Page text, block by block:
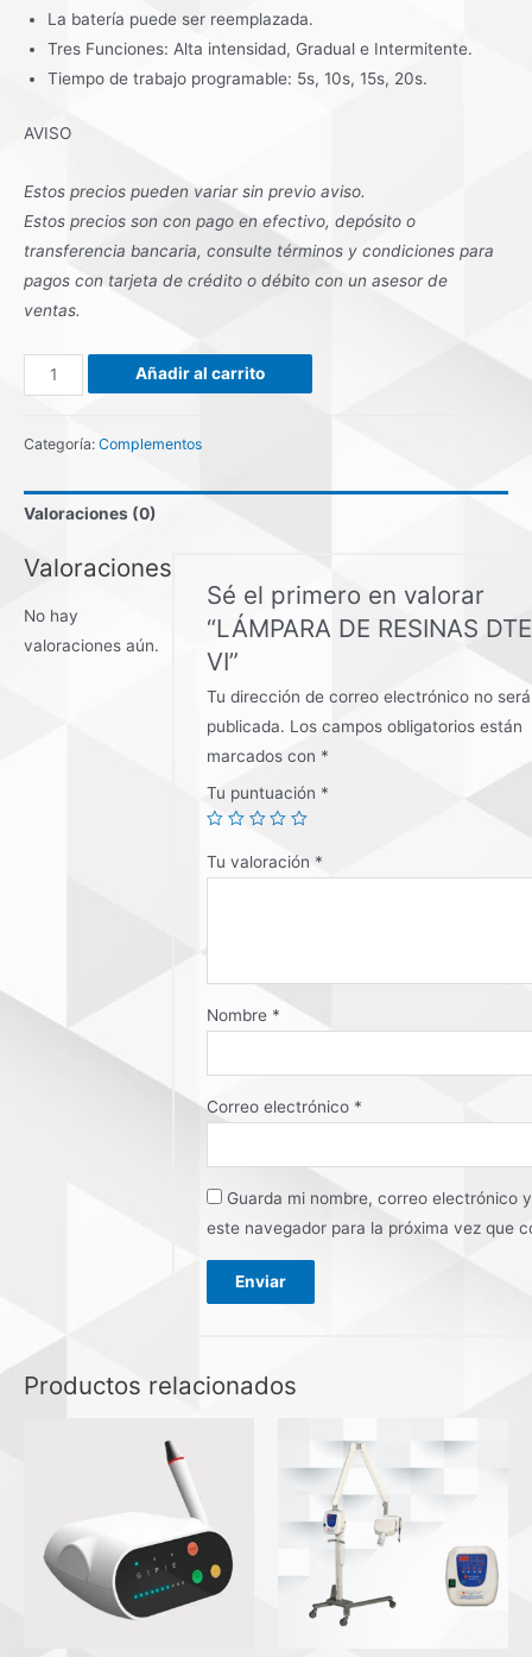
La batería puede ser reemplazada.
Tres Funciones: Alta intensidad, Gradual e Intermitente.
Tiempo de trabajo programable: 5s, 10s, 15s, 20s.
AVISO
Estos precios pueden variar sin previo aviso.
Estos precios son con pago en efectivo, depósito o
transferencia bancaria, consulte términos y condiciones para
pagos con tarjeta de crédito o débito con un asesor de
ventas.
LÁMPARA
DE
VI
Añadir al carrito
Categoría: Complementos
Valoraciones (0)
Valoraciones
No hay
valoraciones aún.
Sé el primero en valorar
“LÁMPARA DE RESINAS
VI”
Tu dirección de correo electrónico no será
publicada. Los campos obligatorios están
marcados con *
Tu puntuación *
Tu valoración *
Nombre *
Correo electrónico *
Guarda mi nombre, correo electrónico
este navegador para la próxima vez que
Productos relacionados